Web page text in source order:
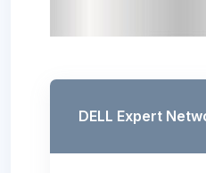
DELL Expert